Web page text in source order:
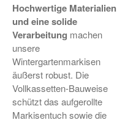
Hochwertige Materialien
und eine solide
Verarbeitung machen
unsere
Wintergartenmarkisen
äußerst robust. Die
Vollkassetten-Bauweise
schützt das aufgerollte
Markisentuch sowie die